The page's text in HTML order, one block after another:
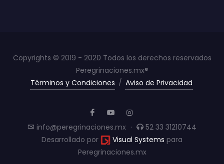
Copyrights © 2019 - 2020 Todos los derechos reservados
Peregrinaciones.mx®
Términos y Condiciones / Aviso de Privacidad
info@peregrinaciones.mx ·
52 33 31210744
Desarrollado por
Visual Systems para
Peregrinaciones.mx